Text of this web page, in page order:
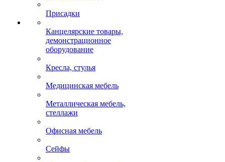
Присадки
Канцелярские товары,
демонстрационное
оборудование
Кресла, стулья
Медицинская мебель
Металлическая мебель,
стеллажи
Офисная мебель
Сейфы